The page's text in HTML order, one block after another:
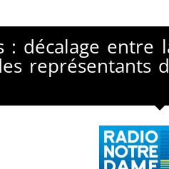
: décalage